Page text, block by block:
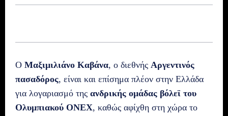
Ο Μαξιμιλιάνο Καβάνα, ο διεθνής Αργεντινός
πασαδόρος, είναι και επίσημα πλέον στην Ελλάδα
για λογαριασμό της ανδρικής ομάδας βόλεϊ του
Ολυμπιακού ΟΝΕΧ, καθώς αφίχθη στη χώρα το